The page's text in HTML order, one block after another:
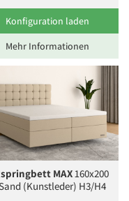
Konfiguration laden
Mehr Informationen
MAX160x200
(Kunstleder) H3/H4